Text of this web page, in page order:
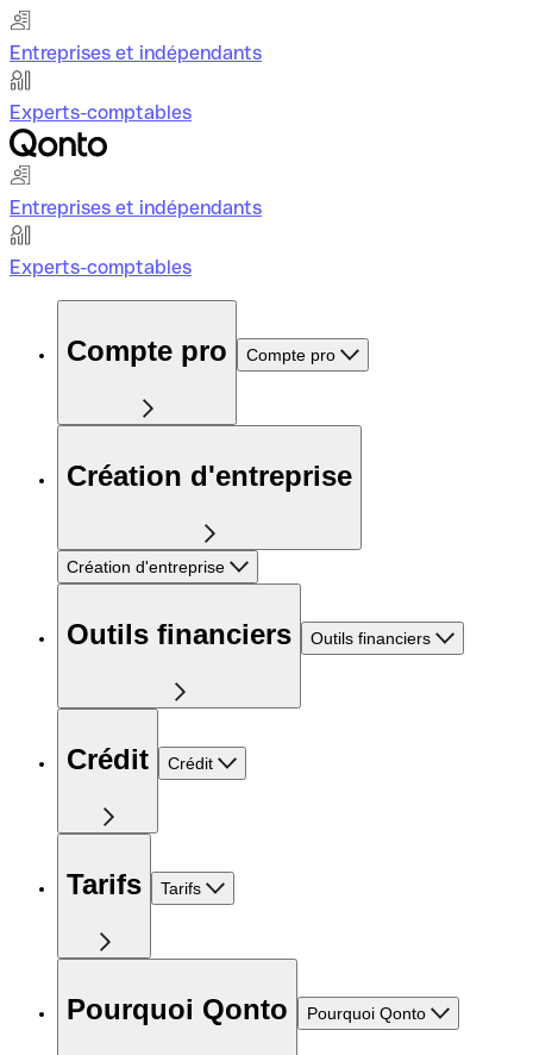
Entreprises et indépendants
Experts-comptables
Entreprises et indépendants
Experts-comptables
Compte pro Compte pro
Création d'entreprise
Création d'entreprise
Outils financiers Outils financiers
Crédit Crédit
Tarifs Tarifs
Pourquoi Qonto Pourquoi Qonto